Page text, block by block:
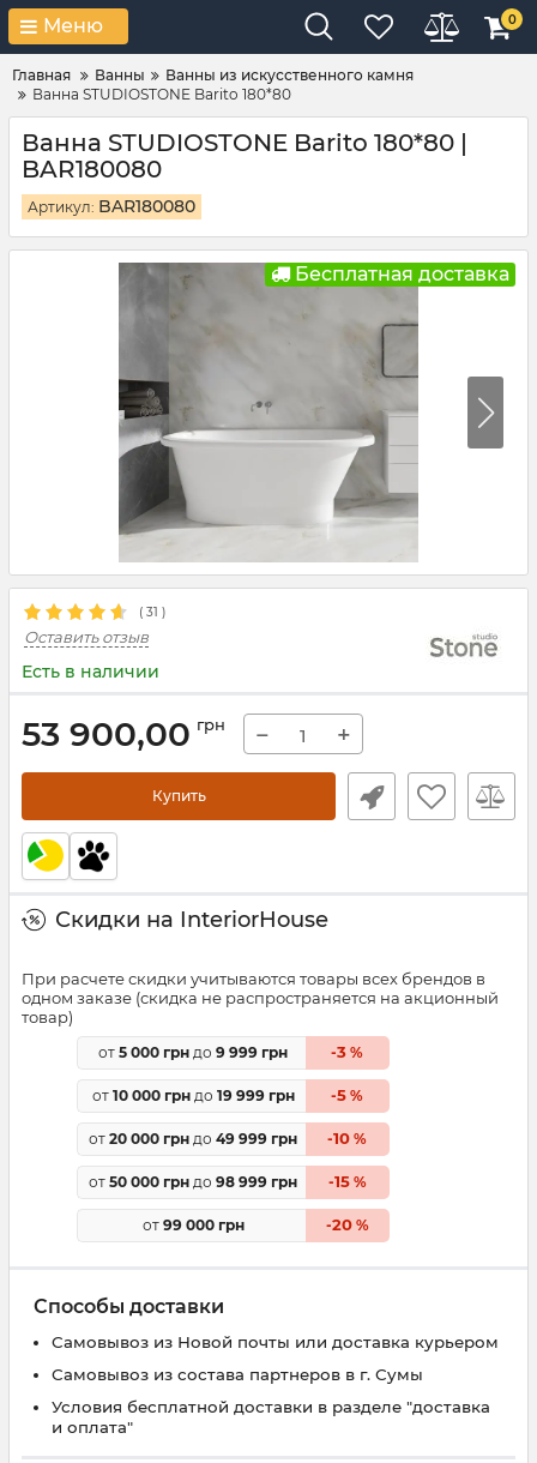
Меню 0
Главная Ванны
Ванны из искусственного камня
Ванна STUDIOSTONE Barito 180*80
Ванна STUDIOSTONE Barito 180*80 |
BAR180080
Артикул: BAR180080
Бесплатная доставка
( 31 )
Оставить отзыв
Есть в наличии
53 900,00 грн − +
Купить
Скидки на InteriorHouse
При расчете скидки учитываются товары всех брендов в
одном заказе (скидка не распространяется на акционный
товар)
от 5 000 грн до 9 999 грн -3 %
от 10 000 грндо 19 999 грн -5 %
от 20 000 грн до 49 999 грн -10 %
от 50 000 грн до 98 999 грн -15%
от 99 000 грн -20%
Способы доставки
Самовывоз из Новой почты или доставка курьером
Самовывоз из состава партнеров в г. Сумы
Условия бесплатной доставки в разделе "доставка
и оплата"